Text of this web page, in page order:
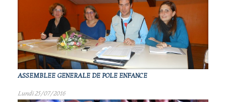
ASSEMBLEE GENERALE DE POLE ENFANCE
Lundi 25/07/2016